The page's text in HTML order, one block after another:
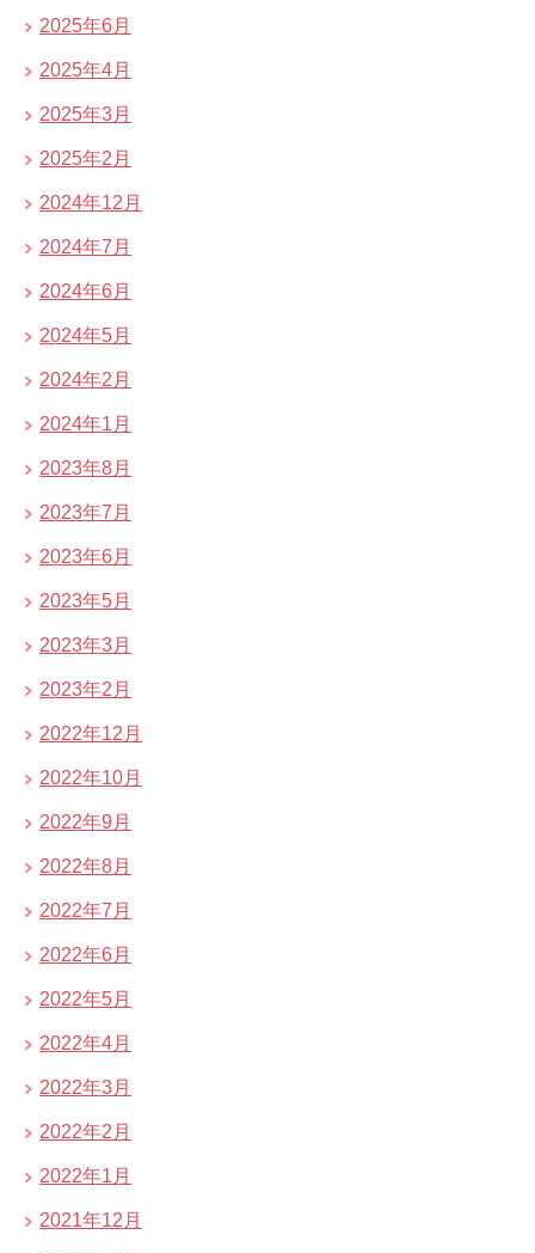
2025年6月
2025年4月
2025年3月
2025年2月
2024年12月
2024年7月
2024年6月
2024年5月
2024年2月
2024年1月
2023年8月
2023年7月
2023年6月
2023年5月
2023年3月
2023年2月
2022年12月
2022年10月
2022年9月
2022年8月
2022年7月
2022年6月
2022年5月
2022年4月
2022年3月
2022年2月
2022年1月
2021年12月